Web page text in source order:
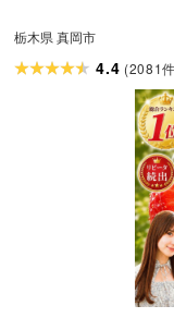
ふるさと
栃木県 真岡
栃木県 真岡市
4.4 (2081件